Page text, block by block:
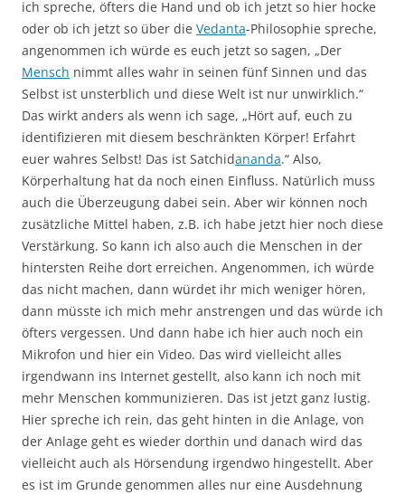
ich spreche, öfters die Hand und ob ich jetzt so hier hocke
oder ob ich jetzt so über die Vedanta-Philosophie spreche,
angenommen ich würde es euch jetzt so sagen, „Der
Mensch nimmt alles wahr in seinen fünf Sinnen und das
Selbst ist unsterblich und diese Welt ist nur unwirklich.“
Das wirkt anders als wenn ich sage, „Hört auf, euch zu
identifizieren mit diesem beschränkten Körper! Erfahrt
euer wahres Selbst! Das ist Satchidananda.“ Also,
Körperhaltung hat da noch einen Einfluss. Natürlich muss
auch die Überzeugung dabei sein. Aber wir können noch
zusätzliche Mittel haben, z.B. ich habe jetzt hier noch diese
Verstärkung. So kann ich also auch die Menschen in der
hintersten Reihe dort erreichen. Angenommen, ich würde
das nicht machen, dann würdet ihr mich weniger hören,
dann müsste ich mich mehr anstrengen und das würde ich
öfters vergessen. Und dann habe ich hier auch noch ein
Mikrofon und hier ein Video. Das wird vielleicht alles
irgendwann ins Internet gestellt, also kann ich noch mit
mehr Menschen kommunizieren. Das ist jetzt ganz lustig.
Hier spreche ich rein, das geht hinten in die Anlage, von
der Anlage geht es wieder dorthin und danach wird das
vielleicht auch als Hörsendung irgendwo hingestellt. Aber
es ist im Grunde genommen alles nur eine Ausdehnung